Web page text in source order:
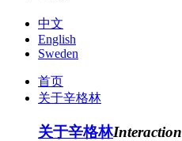
中文
English
Sweden
首页
关于辛格林
关于辛格林Interaction